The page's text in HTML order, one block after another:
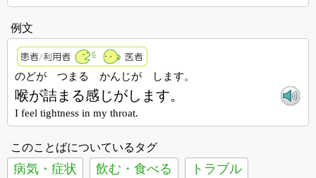
例文
のどが つまる かんじが します。
喉が詰まる感じがします。
I feel tightness in my throat.
このことばについているタグ
病気・症状 飲む・食べる トラブル